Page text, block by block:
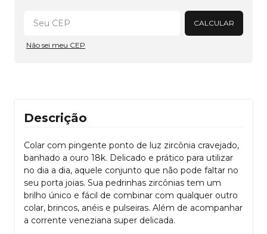
Alterar CEP
CALCULAR
Não sei meu CEP
Descrição
Colar com pingente ponto de luz zircônia cravejado,
banhado a ouro 18k. Delicado e prático para utilizar
no dia a dia, aquele conjunto que não pode faltar no
seu porta joias. Sua pedrinhas zircônias tem um
brilho único e fácil de combinar com qualquer outro
colar, brincos, anéis e pulseiras. Além de acompanhar
a corrente veneziana super delicada.